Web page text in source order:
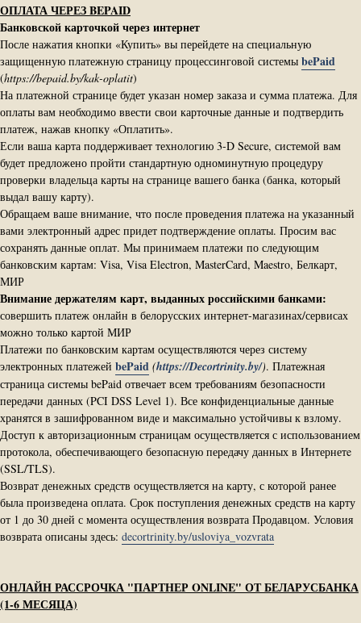
ОПЛАТА ЧЕРЕЗ BEPAID
Банковской карточкой через интернет
После нажатия кнопки «Купить» вы перейдете на специальную
защищенную платежную страницу процессинговой системы bePaid
(https://bepaid.by/kak-oplatit)
На платежной странице будет указан номер заказа и сумма платежа. Для
оплаты вам необходимо ввести свои карточные данные и подтвердить
платеж, нажав кнопку «Оплатить».
Если ваша карта поддерживает технологию 3-D Secure, системой вам
будет предложено пройти стандартную одноминутную процедуру
проверки владельца карты на странице вашего банка (банка, который
выдал вашу карту).
Обращаем ваше внимание, что после проведения платежа на указанный
вами электронный адрес придет подтверждение оплаты. Просим вас
сохранять данные оплат. Мы принимаем платежи по следующим
банковским картам: Visa, Visa Electron, MasterCard, Maestro, Белкарт,
МИР
Внимание держателям карт, выданных российскими банками:
совершить платеж онлайн в белорусских интернет-магазинах/сервисах
можно только картой МИР
Платежи по банковским картам осуществляются через систему
электронных платежей bePaid (https://Decortrinity.by/). Платежная
страница системы bePaid отвечает всем требованиям безопасности
передачи данных (PCI DSS Level 1). Все конфиденциальные данные
хранятся в зашифрованном виде и максимально устойчивы к взлому.
Доступ к авторизационным страницам осуществляется с использованием
протокола, обеспечивающего безопасную передачу данных в Интернетe
(SSL/TLS).
Возврат денежных средств осуществляется на карту, с которой ранее
была произведена оплата. Срок поступления денежных средств на карту
от 1 до 30 дней с момента осуществления возврата Продавцом. Условия
возврата описаны здесь: decortrinity.by/usloviya_vozvrata
ОНЛАЙН РАССРОЧКА "ПАРТНЕР ONLINE" ОТ БЕЛАРУСБАНКА
(1-6 МЕСЯЦА)